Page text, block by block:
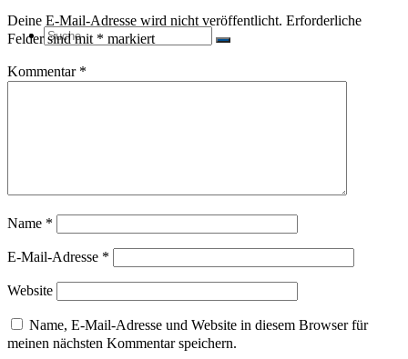
Suche
Deine E-Mail-Adresse wird nicht veröffentlicht. Erforderliche
Felder sind mit * markiert
Kommentar *
Name *
E-Mail-Adresse *
Website
Name, E-Mail-Adresse und Website in diesem Browser für
meinen nächsten Kommentar speichern.